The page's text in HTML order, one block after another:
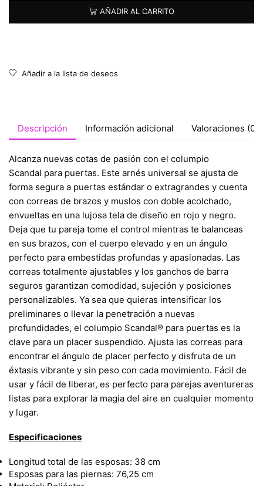
AÑADIR AL CARRITO
Añadir a la lista de deseos
Descripción Información adicional Valoraciones (0)
Alcanza nuevas cotas de pasión con el columpio
Scandal para puertas. Este arnés universal se ajusta de
forma segura a puertas estándar o extragrandes y cuenta
con correas de brazos y muslos con doble acolchado,
envueltas en una lujosa tela de diseño en rojo y negro.
Deja que tu pareja tome el control mientras te balanceas
en sus brazos, con el cuerpo elevado y en un ángulo
perfecto para embestidas profundas y apasionadas. Las
correas totalmente ajustables y los ganchos de barra
seguros garantizan comodidad, sujeción y posiciones
personalizables. Ya sea que quieras intensificar los
preliminares o llevar la penetración a nuevas
profundidades, el columpio Scandal® para puertas es la
clave para un placer suspendido. Ajusta las correas para
encontrar el ángulo de placer perfecto y disfruta de un
éxtasis vibrante y sin peso con cada movimiento. Fácil de
usar y fácil de liberar, es perfecto para parejas aventureras
listas para explorar la magia del aire en cualquier momento
y lugar.
Especificaciones
Longitud total de las esposas: 38 cm
Esposas para las piernas: 76,25 cm